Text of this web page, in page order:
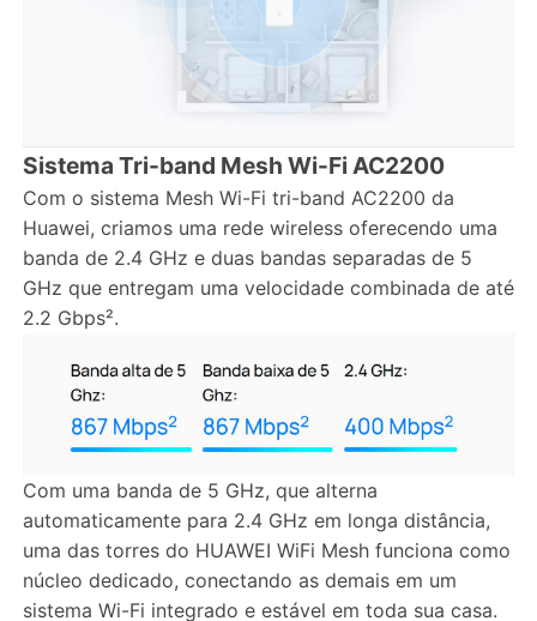
Sistema Tri-band Mesh Wi-Fi AC2200
Com o sistema Mesh Wi-Fi tri-band AC2200 da
Huawei, criamos uma rede wireless oferecendo uma
banda de 2.4 GHz e duas bandas separadas de 5
GHz que entregam uma velocidade combinada de até
2.2 Gbps².
Com uma banda de 5 GHz, que alterna
automaticamente para 2.4 GHz em longa distância,
uma das torres do HUAWEI WiFi Mesh funciona como
núcleo dedicado, conectando as demais em um
sistema Wi-Fi integrado e estável em toda sua casa.